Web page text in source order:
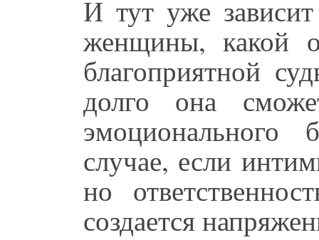
И тут уже
женщины, какой
благоприятной
долго она
эмоционального
случае, если
но
создается